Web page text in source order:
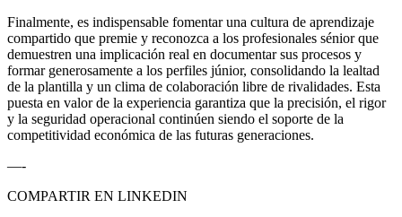
Finalmente, es indispensable fomentar una cultura de aprendizaje
compartido que premie y reconozca a los profesionales sénior que
demuestren una implicación real en documentar sus procesos y
formar generosamente a los perfiles júnior, consolidando la lealtad
de la plantilla y un clima de colaboración libre de rivalidades. Esta
puesta en valor de la experiencia garantiza que la precisión, el rigor
y la seguridad operacional continúen siendo el soporte de la
competitividad económica de las futuras generaciones.
—-
COMPARTIR EN LINKEDIN